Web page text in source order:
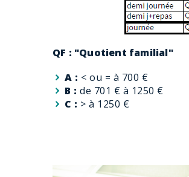
QF : "Quotient familial"
A : < ou = à 700 €
B : de 701 € à 1250 €
C : > à 1250 €